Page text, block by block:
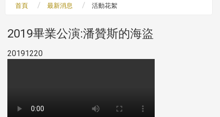
首頁 最新消息 活動花絮
2019畢業公演:潘贊斯的海盜
20191220